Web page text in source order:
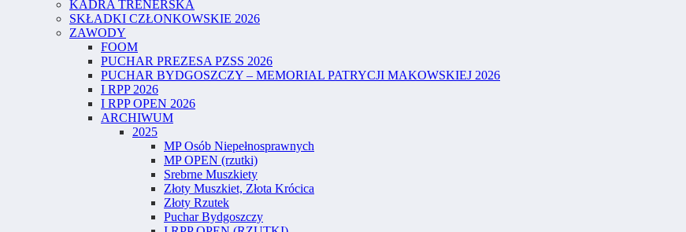
KADRA TRENERSKA
SKŁADKI CZŁONKOWSKIE 2026
ZAWODY
FOOM
PUCHAR PREZESA PZSS 2026
PUCHAR BYDGOSZCZY – MEMORIAL PATRYCJI MAKOWSKIEJ 2026
I RPP 2026
I RPP OPEN 2026
ARCHIWUM
2025
MP Osób Niepełnosprawnych
MP OPEN (rzutki)
Srebrne Muszkiety
Złoty Muszkiet, Złota Krócica
Złoty Rzutek
Puchar Bydgoszczy